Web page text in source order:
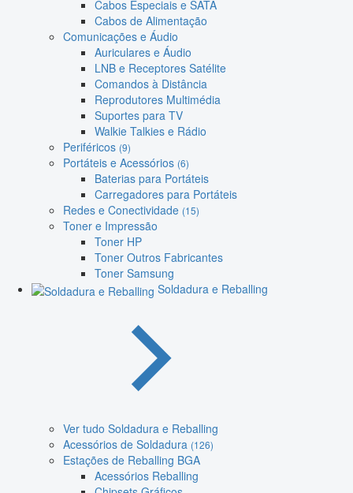
Cabos Especiais e SATA
Cabos de Alimentação
Comunicações e Áudio
Auriculares e Áudio
LNB e Receptores Satélite
Comandos à Distância
Reprodutores Multimédia
Suportes para TV
Walkie Talkies e Rádio
Periféricos (9)
Portáteis e Acessórios (6)
Baterias para Portáteis
Carregadores para Portáteis
Redes e Conectividade (15)
Toner e Impressão
Toner HP
Toner Outros Fabricantes
Toner Samsung
Soldadura e Reballing
Ver tudo Soldadura e Reballing
Acessórios de Soldadura (126)
Estações de Reballing BGA
Acessórios Reballing